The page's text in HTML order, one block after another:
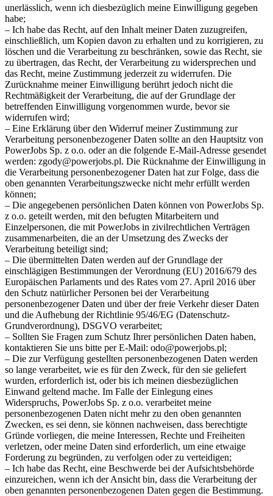
unerlässlich, wenn ich diesbezüglich meine Einwilligung gegeben
habe;
– Ich habe das Recht, auf den Inhalt meiner Daten zuzugreifen,
einschließlich, um Kopien davon zu erhalten und zu korrigieren, zu
löschen und die Verarbeitung zu beschränken, sowie das Recht, sie
zu übertragen, das Recht, der Verarbeitung zu widersprechen und
das Recht, meine Zustimmung jederzeit zu widerrufen. Die
Zurücknahme meiner Einwilligung berührt jedoch nicht die
Rechtmäßigkeit der Verarbeitung, die auf der Grundlage der
betreffenden Einwilligung vorgenommen wurde, bevor sie
widerrufen wird;
– Eine Erklärung über den Widerruf meiner Zustimmung zur
Verarbeitung personenbezogener Daten sollte an den Hauptsitz von
PowerJobs Sp. z o.o. oder an die folgende E-Mail-Adresse gesendet
werden: zgody@powerjobs.pl. Die Rücknahme der Einwilligung in
die Verarbeitung personenbezogener Daten hat zur Folge, dass die
oben genannten Verarbeitungszwecke nicht mehr erfüllt werden
können;
– Die angegebenen persönlichen Daten können von PowerJobs Sp.
z o.o. geteilt werden, mit den befugten Mitarbeitern und
Einzelpersonen, die mit PowerJobs in zivilrechtlichen Verträgen
zusammenarbeiten, die an der Umsetzung des Zwecks der
Verarbeitung beteiligt sind;
– Die übermittelten Daten werden auf der Grundlage der
einschlägigen Bestimmungen der Verordnung (EU) 2016/679 des
Europäischen Parlaments und des Rates vom 27. April 2016 über
den Schutz natürlicher Personen bei der Verarbeitung
personenbezogener Daten und über der freie Verkehr dieser Daten
und die Aufhebung der Richtlinie 95/46/EG (Datenschutz-
Grundverordnung), DSGVO verarbeitet;
– Sollten Sie Fragen zum Schutz Ihrer persönlichen Daten haben,
kontaktieren Sie uns bitte per E-Mail: odo@powerjobs.pl;
– Die zur Verfügung gestellten personenbezogenen Daten werden
so lange verarbeitet, wie es für den Zweck, für den sie geliefert
wurden, erforderlich ist, oder bis ich meinen diesbezüglichen
Einwand geltend mache. Im Falle der Einlegung eines
Widerspruchs, PowerJobs Sp. z o.o. verarbeitet meine
personenbezogenen Daten nicht mehr zu den oben genannten
Zwecken, es sei denn, sie können nachweisen, dass berechtigte
Gründe vorliegen, die meine Interessen, Rechte und Freiheiten
verletzen, oder meine Daten sind erforderlich, um eine etwaige
Forderung zu begründen, zu verfolgen oder zu verteidigen;
– Ich habe das Recht, eine Beschwerde bei der Aufsichtsbehörde
einzureichen, wenn ich der Ansicht bin, dass die Verarbeitung der
oben genannten personenbezogenen Daten gegen die Bestimmung.